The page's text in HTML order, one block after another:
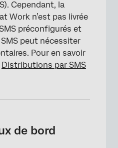
Cependant, la
Work n’est pas livrée
préconfigurés et
SMS peut nécessiter
Pour en savoir
Distributions par SMS
de bord